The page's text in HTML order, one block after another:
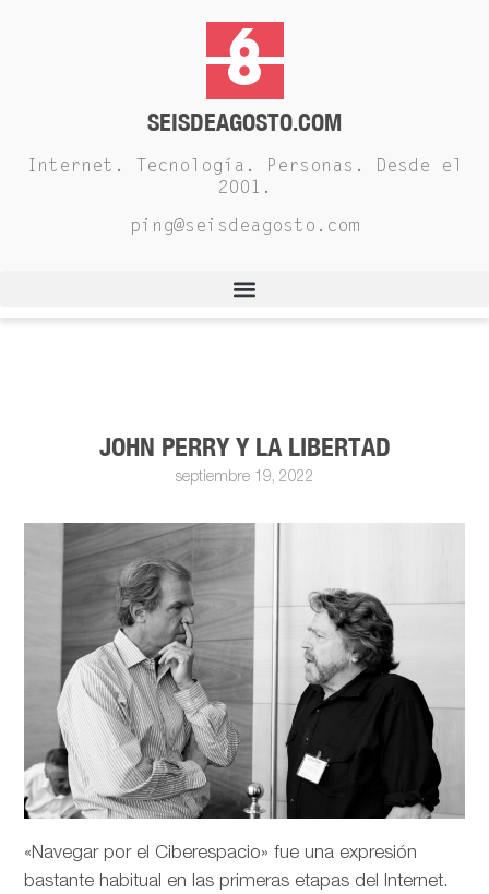
SEISDEAGOSTO.COM
Internet. Tecnología. Personas. Desde el
2001.
ping@seisdeagosto.com
JOHN PERRY Y LA LIBERTAD
septiembre 19, 2022
«Navegar por el Ciberespacio» fue una expresión
bastante habitual en las primeras etapas del Internet.